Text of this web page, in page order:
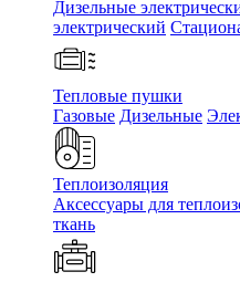
Дизельные
электрический
Тепловые пушки
Газовые Дизельные
Теплоизоляция
Аксессуары для
ткань